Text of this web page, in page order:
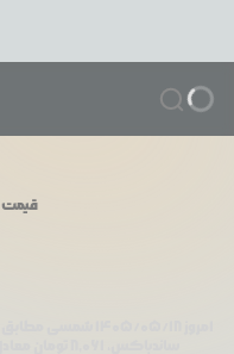
قیمت